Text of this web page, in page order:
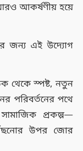
আকর্ষণীয় হয়ে
জন্য এই উদ্যোগ
থেকে স্পষ্ট, নতুন
পরিবর্তনের পথে
প্রকল্প—
উপর জোর